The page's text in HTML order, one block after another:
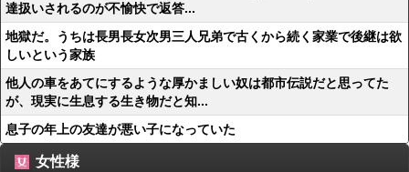
達扱いされるのが不愉快で返答...
地獄だ。うちは長男長女次男三人兄弟で古くから続く家業で後継は欲
しいという家族
他人の車をあてにするような厚かましい奴は都市伝説だと思ってた
が、現実に生息する生き物だと知...
息子の年上の友達が悪い子になっていた
女性様